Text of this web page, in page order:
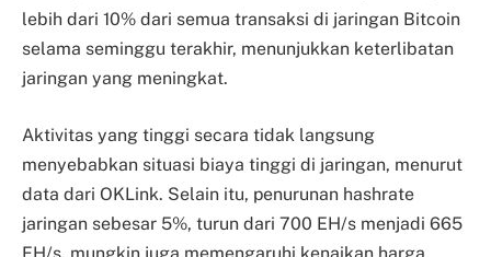
lebih dari 10% dari semua transaksi di jaringan Bitcoin
selama seminggu terakhir, menunjukkan keterlibatan
jaringan yang meningkat.
Aktivitas yang tinggi secara tidak langsung
menyebabkan situasi biaya tinggi di jaringan, menurut
data dari OKLink. Selain itu, penurunan hashrate
jaringan sebesar 5%, turun dari 700 EH/s menjadi 665
EH/s, mungkin juga memengaruhi kenaikan harga